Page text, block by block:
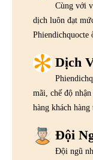
Cùng với
dịch luôn đạt
Phiendichquocte
Dịch
mãi, chế độ
hàng khách hàng
Đội
Đội ngũ